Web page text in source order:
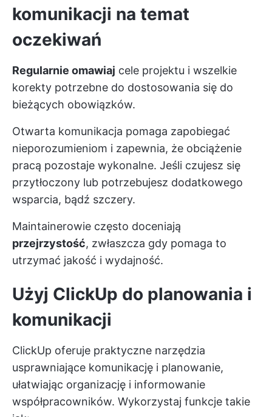
komunikacji na temat
oczekiwań
Regularnie omawiaj cele projektu i wszelkie
korekty potrzebne do dostosowania się do
bieżących obowiązków.
Otwarta komunikacja pomaga zapobiegać
nieporozumieniom i zapewnia, że obciążenie
pracą pozostaje wykonalne. Jeśli czujesz się
przytłoczony lub potrzebujesz dodatkowego
wsparcia, bądź szczery.
Maintainerowie często doceniają
przejrzystość, zwłaszcza gdy pomaga to
utrzymać jakość i wydajność.
Użyj ClickUp do planowania i
komunikacji
ClickUp oferuje praktyczne narzędzia
usprawniające komunikację i planowanie,
ułatwiając organizację i informowanie
współpracowników. Wykorzystaj funkcje takie